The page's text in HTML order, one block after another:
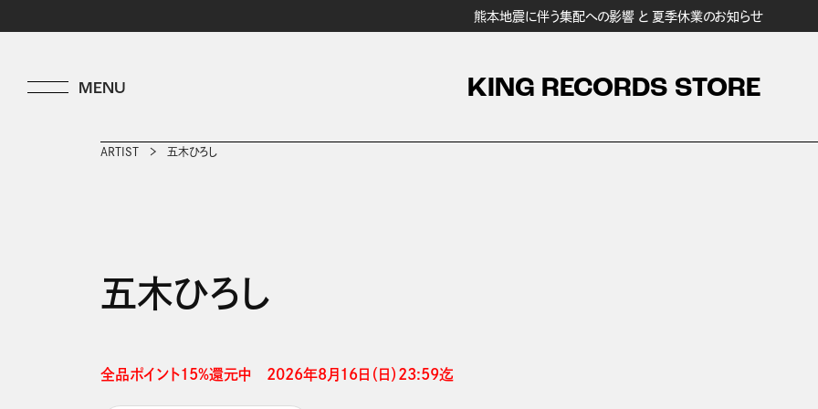
熊本地震に伴う集配への影響 と 夏季休業のお知らせ
KING RECORDS STORE
ARTIST 五木ひろし
五木ひろし
全品ポイント15%還元中　2026年8月16日（日）23:59迄